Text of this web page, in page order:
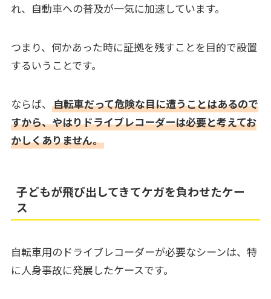
れ、自動車への普及が一気に加速しています。
つまり、何かあった時に証拠を残すことを目的で設置
するいうことです。
ならば、 自転車だって危険な目に遭うことはあるので
すから、やはりドライブレコーダーは必要と考えてお
かしくありません。
子どもが飛び出してきてケガを負わせたケー
ス
自転車用のドライブレコーダーが必要なシーンは、特
に人身事故に発展したケースです。